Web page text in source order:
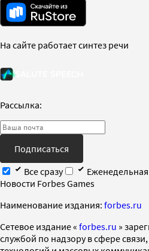
На сайте работает синтез речи
Рассылка:
Подписаться
Все сразу
Еженедельная
Новости Forbes Games
Наименование издания: forbes.ru
Cетевое издание « forbes.ru »
службой по надзору в сфере